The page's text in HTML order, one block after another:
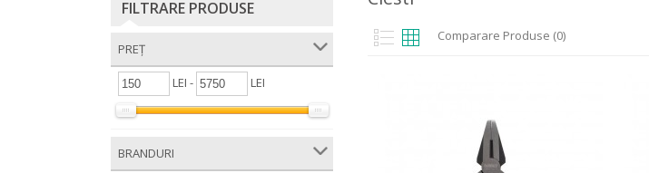
FILTRARE PRODUSE
PREȚ
LEI - LEI
BRANDURI
Comparare Produse (0)